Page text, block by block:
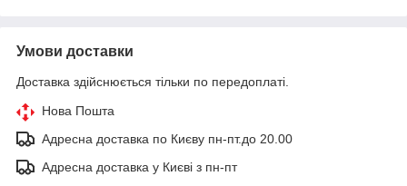
Умови доставки
Доставка здійснюється тільки по передоплаті.
Нова Пошта
Адресна доставка по Києву пн-пт.до 20.00
Адресна доставка у Києві з пн-пт